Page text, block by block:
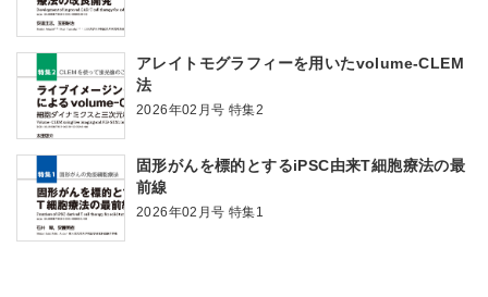
アレイトモグラフィーを用いたvolume-CLEM
法
2026年02月号 特集2
固形がんを標的とするiPSC由来T細胞療法の最
前線
2026年02月号 特集1